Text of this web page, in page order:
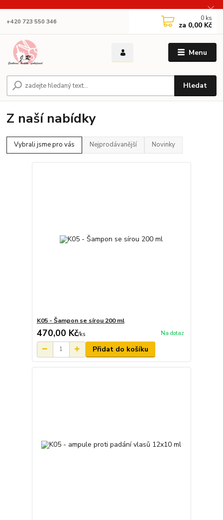
Menu
Hledat
+420 723 550 346 0 ks
za 0,00 Kč
Z naší nabídky
Vybrali jsme pro vás Nejprodávanější Novinky
K05 - Šampon se sírou 200 ml
470,00 Kč/ks Na dotaz
Přidat do košíku